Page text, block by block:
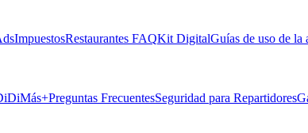
ImpuestosRestaurantes FAQKit DigitalGuías de uso de la
Preguntas FrecuentesSeguridad para Repartidores